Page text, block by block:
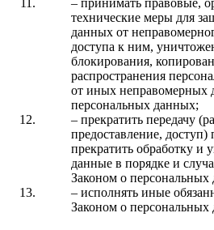
– принимать правовые,
технические меры для
данных от
доступа к ним,
блокирования,
распространения
от иных неправомерных
персональных данных;
– прекратить передачу
предоставление,
прекратить обработку и
данные в порядке и
Законом о персональных
– исполнять иные
Законом о персональных